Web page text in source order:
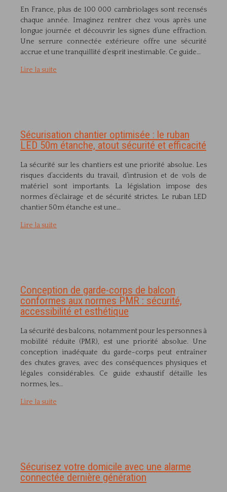
En France, plus de 100 000 cambriolages sont recensés
chaque année. Imaginez rentrer chez vous après une
longue journée et découvrir les signes d’une effraction.
Une serrure connectée extérieure offre une sécurité
accrue et une tranquillité d’esprit inestimable. Ce guide…
Lire la suite
Sécurisation chantier optimisée : le ruban
LED 50m étanche, atout sécurité et efficacité
La sécurité sur les chantiers est une priorité absolue. Les
risques d’accidents du travail, d’intrusion et de vols de
matériel sont importants. La législation impose des
normes d’éclairage et de sécurité strictes. Le ruban LED
chantier 50m étanche est une…
Lire la suite
Conception de garde-corps de balcon
conformes aux normes PMR : sécurité,
accessibilité et esthétique
La sécurité des balcons, notamment pour les personnes à
mobilité réduite (PMR), est une priorité absolue. Une
conception inadéquate du garde-corps peut entraîner
des chutes graves, avec des conséquences physiques et
légales considérables. Ce guide exhaustif détaille les
normes, les…
Lire la suite
Sécurisez votre domicile avec une alarme
connectée dernière génération